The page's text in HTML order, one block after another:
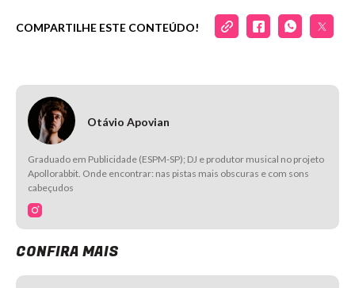
COMPARTILHE ESTE CONTEÚDO!
Otávio Apovian
Graduado em Publicidade (ESPM-SP); DJ e produtor musical no projeto
Apollorabbit. Onde encontrar: nas pistas mais obscuras e com sons
cabeçudos
CONFIRA MAIS